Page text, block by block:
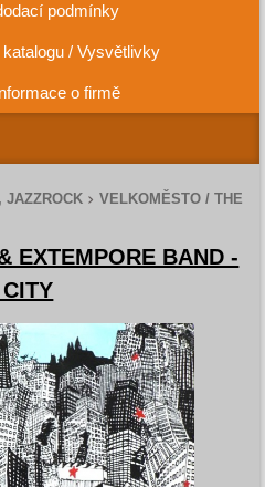
podmínky
/ Vysvětlivky
o firmě
JAZZROCK
VELKOMĚSTO / THE
EXTEMPORE BAND -